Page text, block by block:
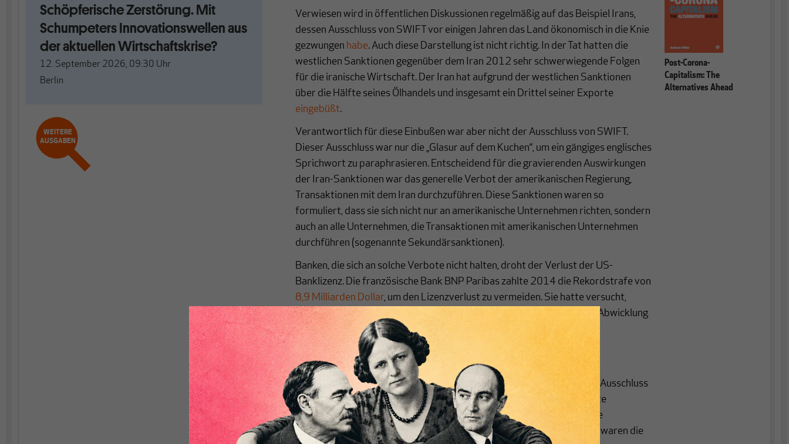
Schöpferische Zerstörung. Mit
Schumpeters Innovationswellen aus
der aktuellen Wirtschaftskrise?
12. September 2026, 09:30 Uhr
Berlin
WEITERE
AUSGABEN
Verwiesen wird in öffentlichen Diskussionen regelmäßig auf das Beispiel Irans,
dessen Ausschluss von SWIFT vor einigen Jahren das Land ökonomisch in die Knie
gezwungen habe. Auch diese Darstellung ist nicht richtig. In der Tat hatten die
westlichen Sanktionen gegenüber dem Iran 2012 sehr schwerwiegende Folgen
für die iranische Wirtschaft. Der Iran hat aufgrund der westlichen Sanktionen
über die Hälfte seines Ölhandels und insgesamt ein Drittel seiner Exporte
eingebüßt.
Verantwortlich für diese Einbußen war aber nicht der Ausschluss von SWIFT.
Dieser Ausschluss war nur die „Glasur auf dem Kuchen“, um ein gängiges englisches
Sprichwort zu paraphrasieren. Entscheidend für die gravierenden Auswirkungen
der Iran-Sanktionen war das generelle Verbot der amerikanischen Regierung,
Transaktionen mit dem Iran durchzuführen. Diese Sanktionen waren so
formuliert, dass sie sich nicht nur an amerikanische Unternehmen richten, sondern
auch an alle Unternehmen, die Transaktionen mit amerikanischen Unternehmen
durchführen (sogenannte Sekundärsanktionen).
Banken, die sich an solche Verbote nicht halten, droht der Verlust der US-
Banklizenz. Die französische Bank BNP Paribas zahlte 2014 die Rekordstrafe von
8,9 Milliarden Dollar, um den Lizenzverlust zu vermeiden. Sie hatte versucht,
amerikanische Sekundärsanktionen zu umgehen, insbesondere durch Abwicklung
von Zahlungen mit dem Sudan.
Das Risiko ist den Banken zu groß. Angesichts der zentralen Rolle des
amerikanischen Bankensystems für die Weltwirtschaft führen solche
Sekundärsanktionen daher für das betroffene Land zu einem völligen Ausschluss
von grenzüberschreitenden Transaktionen. Der darüber hinaus erfolgte
Ausschluss der iranischen Banken von SWIFT war nur eine geringfügige
Perfektionierung („from 92 to 97% on the pain meter“), entscheidend waren die
Post-Corona-
Capitalism: The
Alternatives Ahead